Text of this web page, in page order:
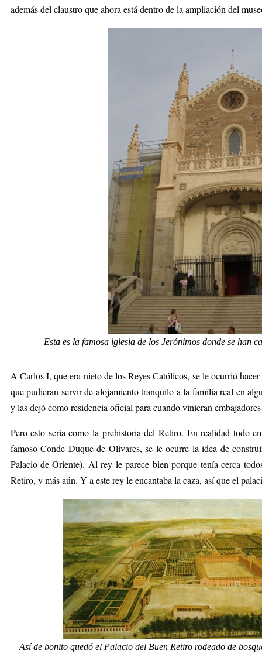
además del claustro que ahora está dentro de la ampliación del
Esta es la famosa iglesia de los Jerónimos donde se han
A Carlos I, que era nieto de los Reyes Católicos, se le ocurrió
que pudieran servir de alojamiento tranquilo a la familia real en
y las dejó como residencia oficial para cuando vinieran
Pero esto sería como la prehistoria del Retiro. En realidad todo
famoso Conde Duque de Olivares, se le ocurre la idea de
Palacio de Oriente). Al rey le parece bien porque tenía cerca
Retiro, y más aún. Y a este rey le encantaba la caza, así que el
Así de bonito quedó el Palacio del Buen Retiro rodeado de